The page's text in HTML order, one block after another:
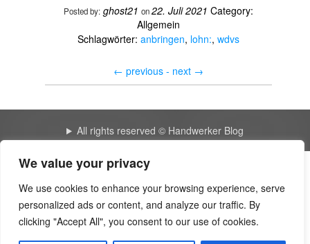
We value your privacy
We use cookies to enhance your browsing experience, serve
personalized ads or content, and analyze our traffic. By
clicking "Accept All", you consent to our use of cookies.
Posted by: ghost21 on22. Juli 2021 Category:
Allgemein
Schlagwörter: anbringen, lohn:, wdvs
← previous - next →
All rights reserved © Handwerker Blog
My new blog 0054 | Fotosdefrases